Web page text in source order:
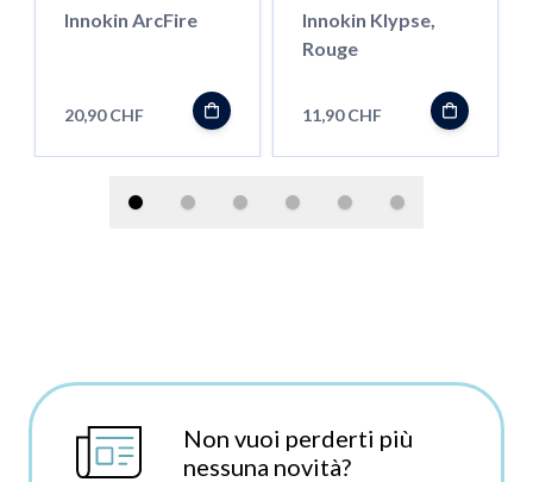
Innokin ArcFire
20,90 CHF
Innokin Klypse,
Rouge
11,90 CHF
Non vuoi perderti più
nessuna novità?